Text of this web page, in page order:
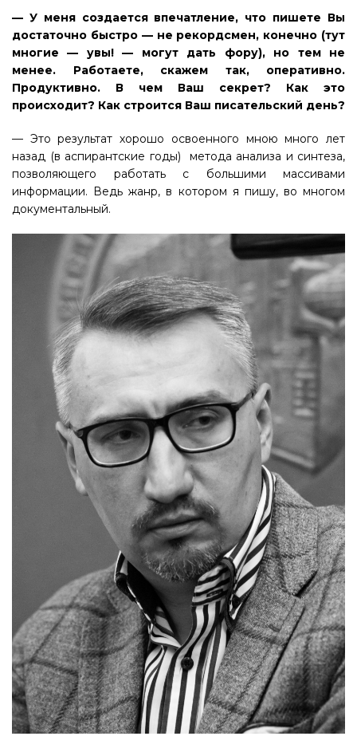
— У меня создается впечатление, что пишете Вы
достаточно быстро — не рекордсмен, конечно (тут
многие — увы! — могут дать фору), но тем не
менее. Работаете, скажем так, оперативно.
Продуктивно. В чем Ваш секрет? Как это
происходит? Как строится Ваш писательский день?
— Это результат хорошо освоенного мною много лет
назад (в аспирантские годы) метода анализа и синтеза,
позволяющего работать с большими массивами
информации. Ведь жанр, в котором я пишу, во многом
документальный.